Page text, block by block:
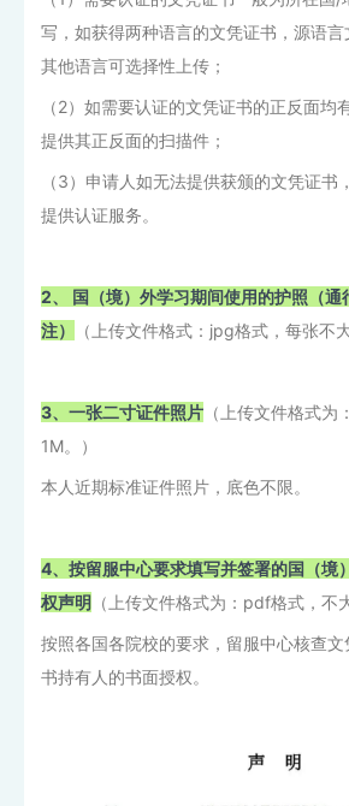
写，如获得两种语言的文凭证书，源语言
其他语言可选择性上传；
（2）如需要认证的文凭证书的正反面均
提供其正反面的扫描件；
（3）申请人如无法提供获颁的文凭证书
提供认证服务。
2、 国（境）外学习期间使用的护照（通
注）
（上传文件格式：jpg格式，每张不
3、一张二寸证件照片 （上传文件格式
1M。）
本人近期标准证件照片，底色不限。
4、按留服中心要求填写并签署的国（境
权声明 （上传文件格式为：pdf格式，不
按照各国各院校的要求，留服中心核查
书持有人的书面授权。